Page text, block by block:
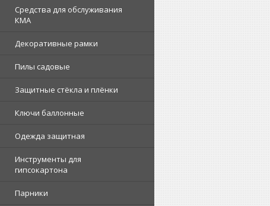
Средства для обслуживания
КМА
Декоративные рамки
Пилы садовые
Защитные стёкла и плёнки
Ключи баллонные
Одежда защитная
Инструменты для
гипсокартона
Парники